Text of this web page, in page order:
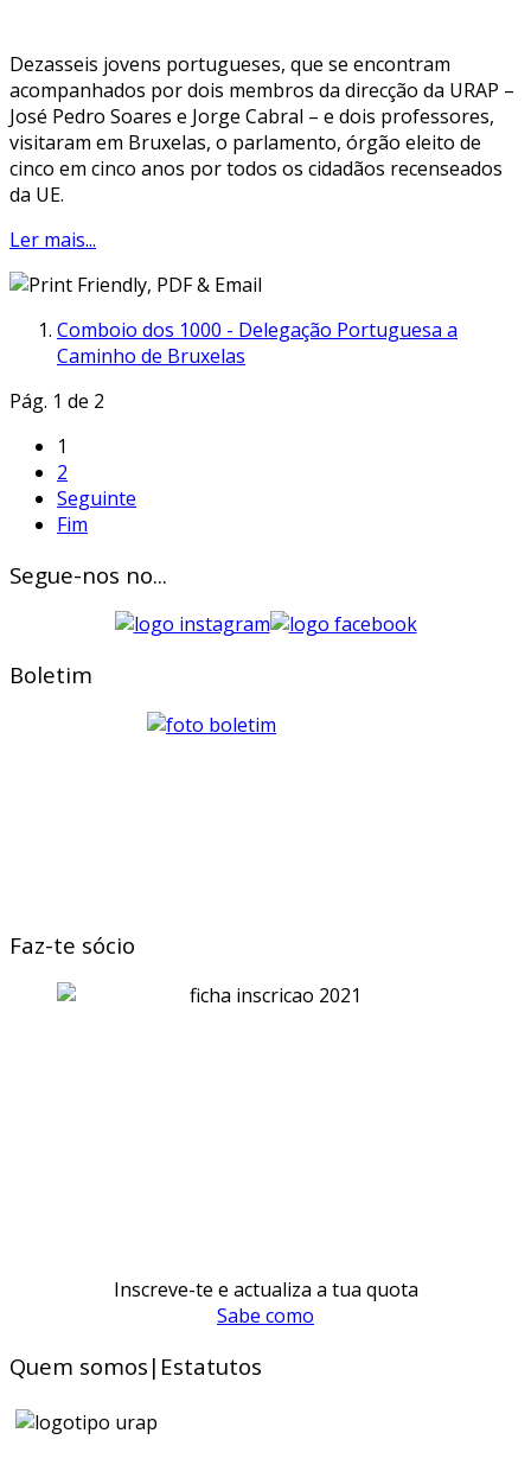
Dezasseis jovens portugueses, que se encontram
acompanhados por dois membros da direcção da URAP –
José Pedro Soares e Jorge Cabral – e dois professores,
visitaram em Bruxelas, o parlamento, órgão eleito de
cinco em cinco anos por todos os cidadãos recenseados
da UE.
Ler mais...
Comboio dos 1000 - Delegação Portuguesa a
Caminho de Bruxelas
Pág. 1 de 2
1
2
Seguinte
Fim
Segue-nos no...
Boletim
Faz-te sócio
Inscreve-te e actualiza a tua quota
Sabe como
Quem somos|Estatutos